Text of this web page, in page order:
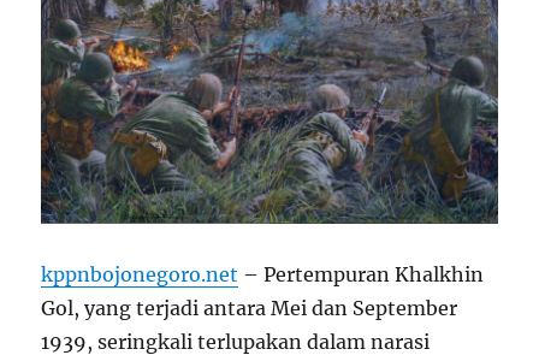
kppnbojonegoro.net – Pertempuran Khalkhin
Gol, yang terjadi antara Mei dan September
1939, seringkali terlupakan dalam narasi